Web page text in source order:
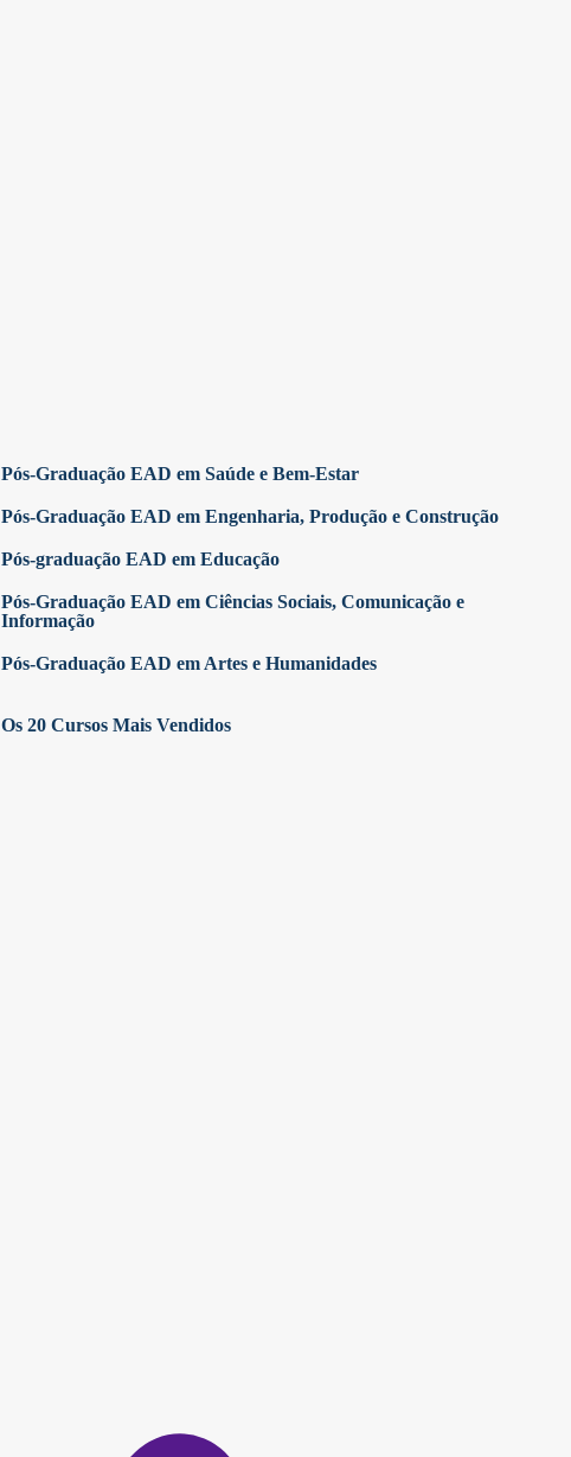
Pós-Graduação EAD em Saúde e Bem-Estar
Pós-Graduação EAD em Engenharia, Produção e Construção
Pós-graduação EAD em Educação
Pós-Graduação EAD em Ciências Sociais, Comunicação e
Informação
Pós-Graduação EAD em Artes e Humanidades
Os 20 Cursos Mais Vendidos